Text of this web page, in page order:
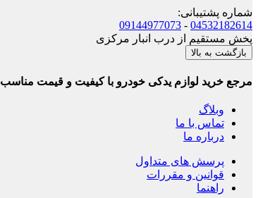
شماره پشتیبانی:
04532182614
-
09144977073
پخش مستقیم از درب انبار مرکزی
بازگشت به بالا
مرجع خرید لوازم یدکی خودرو با کیفیت و قیمت مناسب
وبلاگ
تماس با ما
درباره ما
پرسش های متداول
قوانین و مقررات
راهنما